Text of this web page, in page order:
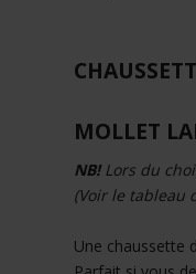
MOLLET
NB!Lors du
(Voir le tableau
Une chaussette